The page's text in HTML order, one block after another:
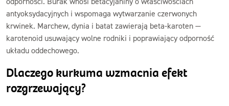
antyoksydacyjnych i wspomaga wytwarzanie czerwonych
krwinek. Marchew, dynia i batat zawierają beta-karoten —
karotenoid usuwający wolne rodniki i poprawiający odporność
układu oddechowego.
Dlaczego kurkuma wzmacnia efekt
rozgrzewający?